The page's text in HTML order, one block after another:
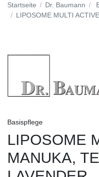
Startseite Dr. Baumann
LIPOSOME MULTI
Basispflege
LIPOSOME
MANUKA,